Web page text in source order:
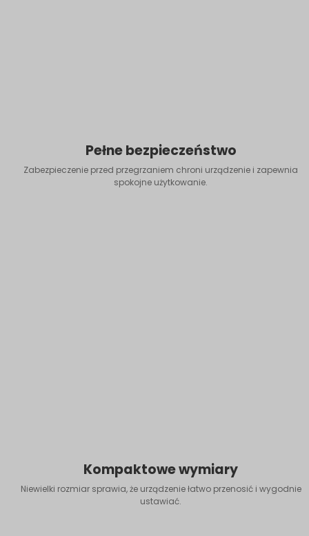
Pełne bezpieczeństwo
Zabezpieczenie przed przegrzaniem chroni urządzenie i zapewnia
spokojne użytkowanie.
Kompaktowe wymiary
Niewielki rozmiar sprawia, że urządzenie łatwo przenosić i wygodnie
ustawiać.